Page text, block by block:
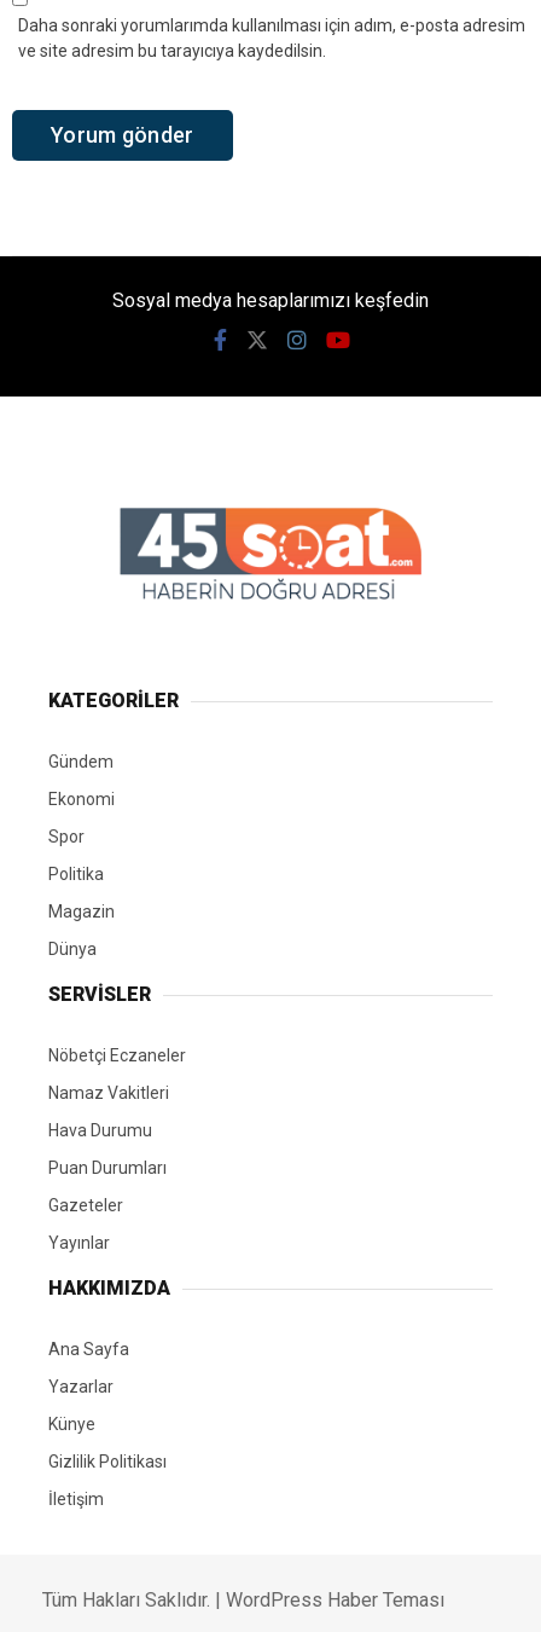
Daha sonraki yorumlarımda kullanılması için adım, e-posta adresim
ve site adresim bu tarayıcıya kaydedilsin.
Sosyal medya hesaplarımızı keşfedin
KATEGORİLER
Gündem
Ekonomi
Spor
Politika
Magazin
Dünya
SERVİSLER
Nöbetçi Eczaneler
Namaz Vakitleri
Hava Durumu
Puan Durumları
Gazeteler
Yayınlar
HAKKIMIZDA
Ana Sayfa
Yazarlar
Künye
Gizlilik Politikası
İletişim
Tüm Hakları Saklıdır. | WordPress Haber Teması